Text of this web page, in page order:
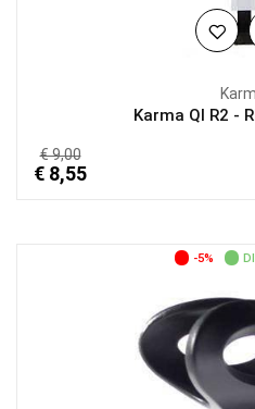
Karma QI R2 -
€ 9,00
€ 8,55
-5%